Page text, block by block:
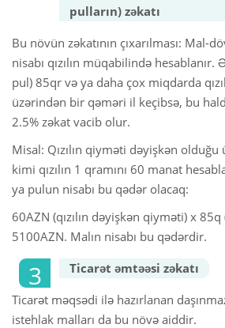
pulların) zəkatı
Bu növün zəkatının çıxarılması: Mal-
nisabı qızılın müqabilində
pul) 85qr və ya daha çox miqdarda
üzərindən bir qəməri il keçibsə, bu
2.5% zəkat vacib olur.
Misal: Qızılın qiyməti dəyişkən
kimi qızılın 1 qramını 60 manat
ya pulun nisabı bu qədər olacaq:
60AZN (qızılın dəyişkən qiyməti) x
5100AZN. Malın nisabı bu qədərdir.
Ticarət əmtəəsi zəkatı
Ticarət məqsədi ilə hazırlanan
istehlak malları da bu növə aiddir.